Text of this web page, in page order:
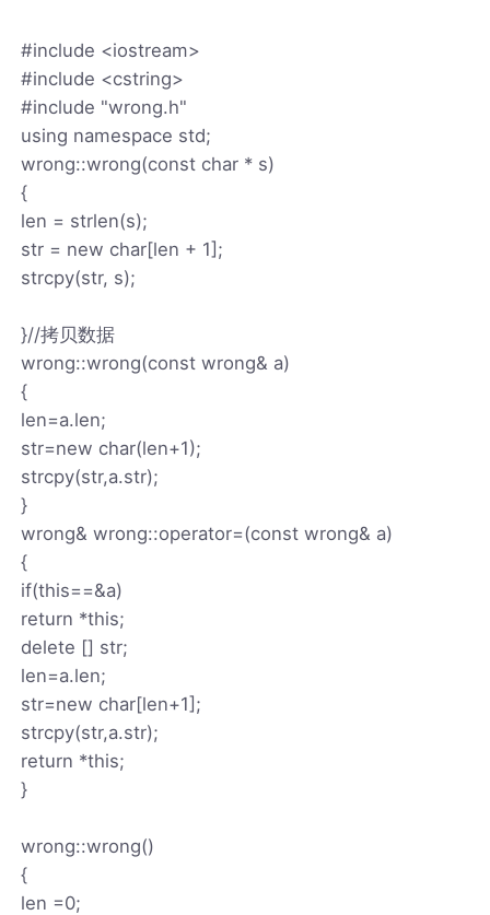
#include <iostream>
#include <cstring>
#include "wrong.h"
using namespace std;
wrong::wrong(const char * s)
{
len = strlen(s);
str = new char[len + 1];
strcpy(str, s);
}//拷贝数据
wrong::wrong(const wrong& a)
{
len=a.len;
str=new char(len+1);
strcpy(str,a.str);
}
wrong& wrong::operator=(const wrong& a)
{
if(this==&a)
return *this;
delete [] str;
len=a.len;
str=new char[len+1];
strcpy(str,a.str);
return *this;
}
wrong::wrong()
{
len =0;